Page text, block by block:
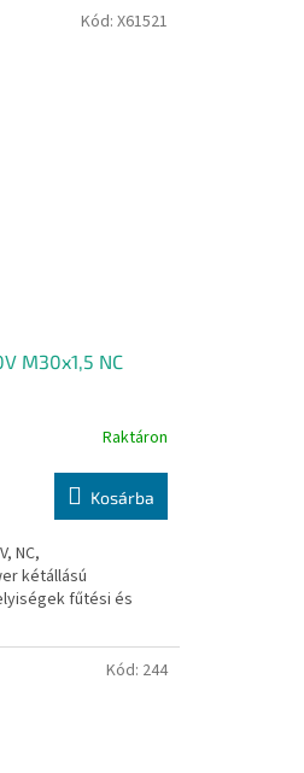
M30x1,5 NC
Raktáron
Kosárba
NC,
kétállású
fűtési és
Kód: X61521
Kód: 244